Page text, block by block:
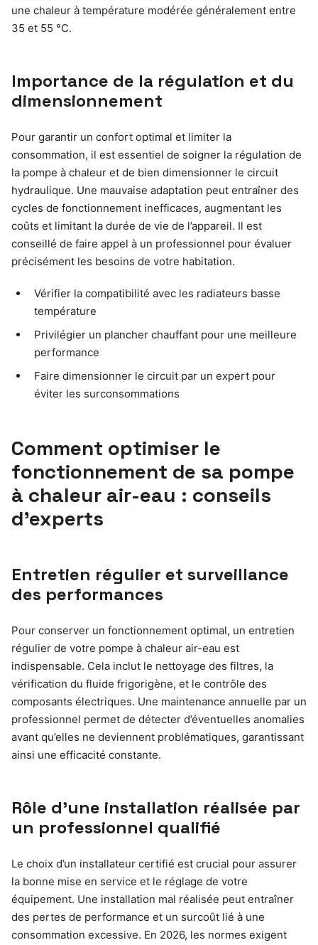
une chaleur à température modérée généralement entre
35 et 55 °C.
Importance de la régulation et du
dimensionnement
Pour garantir un confort optimal et limiter la
consommation, il est essentiel de soigner la régulation de
la pompe à chaleur et de bien dimensionner le circuit
hydraulique. Une mauvaise adaptation peut entraîner des
cycles de fonctionnement inefficaces, augmentant les
coûts et limitant la durée de vie de l’appareil. Il est
conseillé de faire appel à un professionnel pour évaluer
précisément les besoins de votre habitation.
Vérifier la compatibilité avec les radiateurs basse
température
Privilégier un plancher chauffant pour une meilleure
performance
Faire dimensionner le circuit par un expert pour
éviter les surconsommations
Comment optimiser le
fonctionnement de sa pompe
à chaleur air-eau : conseils
d’experts
Entretien régulier et surveillance
des performances
Pour conserver un fonctionnement optimal, un entretien
régulier de votre pompe à chaleur air-eau est
indispensable. Cela inclut le nettoyage des filtres, la
vérification du fluide frigorigène, et le contrôle des
composants électriques. Une maintenance annuelle par un
professionnel permet de détecter d’éventuelles anomalies
avant qu’elles ne deviennent problématiques, garantissant
ainsi une efficacité constante.
Rôle d’une installation réalisée par
un professionnel qualifié
Le choix d’un installateur certifié est crucial pour assurer
la bonne mise en service et le réglage de votre
équipement. Une installation mal réalisée peut entraîner
des pertes de performance et un surcoût lié à une
consommation excessive. En 2026, les normes exigent